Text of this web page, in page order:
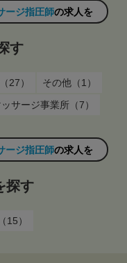
ージ指圧師の求人を
す
27）
その他（1）
サージ事業所（7）
ージ指圧師の求人を
探す
15）